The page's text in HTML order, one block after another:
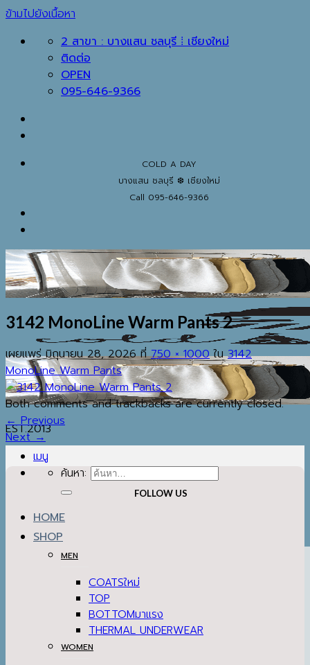
ข้ามไปยังเนื้อหา
2 สาขา : บางแสน ชลบุรี ⁞ เชียงใหม่
ติดต่อ
OPEN
095-646-9366
COLD A DAY
บางแสน ชลบุรี ❆ เชียงใหม่
Call 095-646-9366
EST.2013
เมนู
ค้นหา:
HOME
SHOP
MEN
COATS
TOP
BOTTOM
THERMAL UNDERWEAR
WOMEN
3142 MonoLine Warm Pants 2
เผยแพร่มิถุนายน 28, 2026ที่750 × 1000ใน3142
MonoLine Warm Pants
Both comments and trackbacks are currently closed.
←Previous
Next→
FOLLOW US